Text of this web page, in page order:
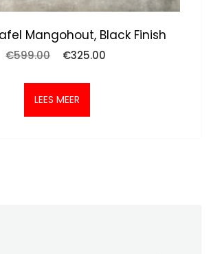
Mangohout, Black Finish
€599.00
Oorspronkelijke
was:
€599.00.
€325.00
LEES MEER